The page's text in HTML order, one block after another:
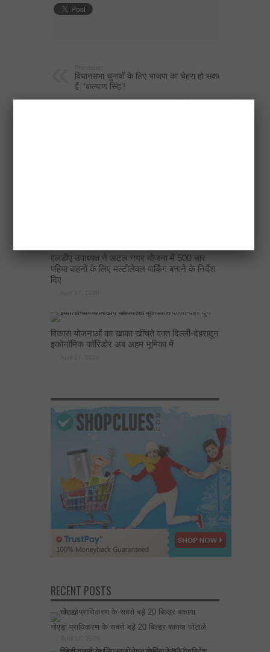
विधानसभा चुनावों के लिए भाजपा का चेहरा हो सकते
हैं, ‘कल्याण सिंह’!
Next:
एलडीए उपाध्यक्ष ने अटल नगर योजना में 500 चार
पहिया वाहनों के लिए मल्टीलेवल पार्किंग बनाने के निर्देश
दिए
विकास योजनाओं का खाका खींचते वक्त दिल्ली-देहरादून
इकोनॉमिक कॉरिडोर अब अहम भूमिका में
RECENT POSTS
नोएडा प्राधिकरण के सबसे बड़े 20 बिल्डर बकाया घोटाले